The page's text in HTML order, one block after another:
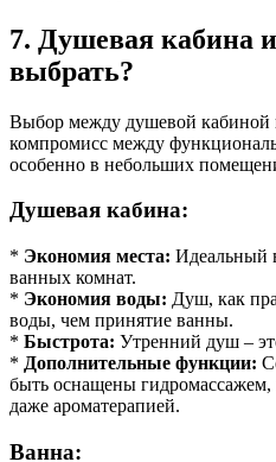
7. Душевая кабина
выбрать?
Выбор между душевой кабиной
компромисс между
особенно в небольших
Душевая кабина:
* Экономия места: Идеальный
ванных комнат.
* Экономия воды: Душ, как
воды, чем принятие ванны.
* Быстрота: Утренний душ –
* Дополнительные функции:
быть оснащены гидромассажем,
даже ароматерапией.
Ванна: